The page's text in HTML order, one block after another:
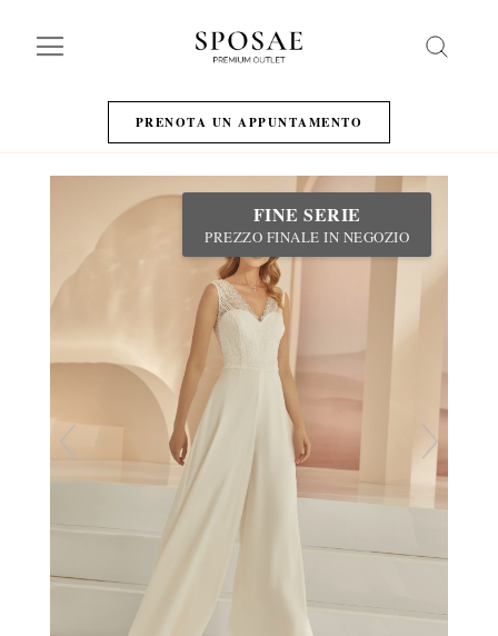
PRENOTA UN APPUNTAMENTO
FINE SERIE
PREZZO FINALE IN NEGOZIO